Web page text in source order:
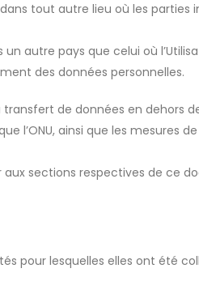
tout autre lieu où les
autre pays que celui où
des données personnelles.
de données en dehors
l’ONU, ainsi que les mesures
aux sections respectives de
pour lesquelles elles ont été